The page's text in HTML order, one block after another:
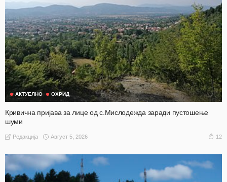
АКТУЕЛНО ОХРИД
Кривична пријава за лице од с.Мислодежда заради пустошење
шуми
Редакција Август 5, 2026 12